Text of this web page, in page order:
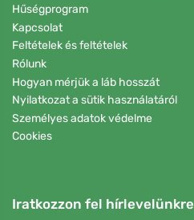
Hűségprogram
Kapcsolat
Feltételek és feltételek
Rólunk
Hogyan mérjük a láb hosszát
Nyilatkozat a sütik használatáról
Személyes adatok védelme
Cookies
Iratkozzon fel hírlevelünkre